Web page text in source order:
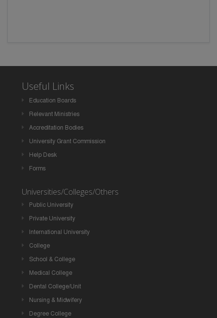
Useful Links
Education Boards
Relevant Ministries
Accreditation Bodies
University Grant Commission
Help Desk
Forms
Universities/Colleges/Others
Public University
Private University
International University
College
School & College
Medical College
Dental College/Unit
Nursing & Midwifery
Degree College